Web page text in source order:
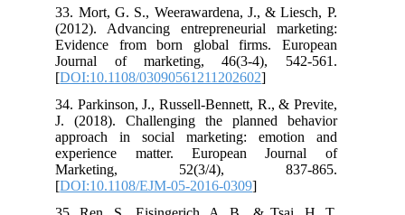
33. Mort, G. S., Weerawardena, J., & Liesch, P.
(2012). Advancing entrepreneurial marketing:
Evidence from born global firms. European
Journal of marketing, 46(3-4), 542-561.
[DOI:10.1108/03090561211202602
34. Parkinson, J., Russell-Bennett, R., & Previte,
J. (2018). Challenging the planned behavior
approach in social marketing: emotion and
experience matter. European Journal of
Marketing, 52(3/4), 837-865.
[DOI:10.1108/EJM-05-2016-0309